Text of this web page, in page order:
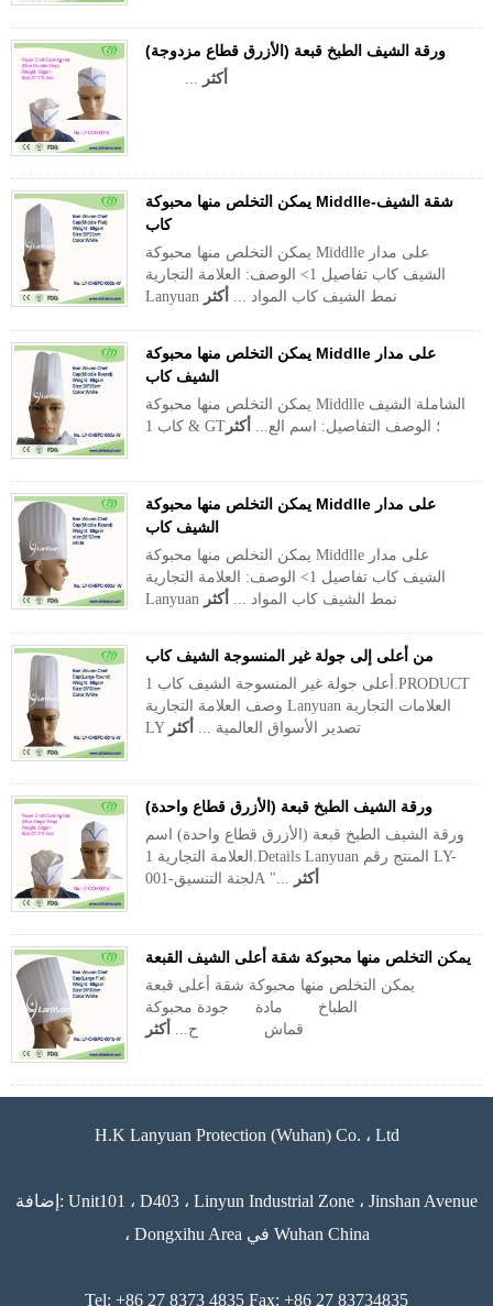
ورقة الشيف الطبخ قبعة (الأزرق قطاع مزدوجة)
... أكثر
يمكن التخلص منها محبوكة Middlle-شقة الشيف
كاب
يمكن التخلص منها محبوكة Middlle على مدار
الشيف كاب تفاصيل 1> الوصف: العلامة التجارية
Lanyuan نمط الشيف كاب المواد ... أكثر
يمكن التخلص منها محبوكة Middlle على مدار
الشيف كاب
يمكن التخلص منها محبوكة Middlle الشاملة الشيف
كاب 1 & GT؛ الوصف التفاصيل: اسم الع... أكثر
يمكن التخلص منها محبوكة Middlle على مدار
الشيف كاب
يمكن التخلص منها محبوكة Middlle على مدار
الشيف كاب تفاصيل 1> الوصف: العلامة التجارية
Lanyuan نمط الشيف كاب المواد ... أكثر
من أعلى إلى جولة غير المنسوجة الشيف كاب
أعلى جولة غير المنسوجة الشيف كاب 1.PRODUCT
وصف العلامة التجارية Lanyuan العلامات التجارية
LY تصدير الأسواق العالمية ... أكثر
ورقة الشيف الطبخ قبعة (الأزرق قطاع واحدة)
ورقة الشيف الطبخ قبعة (الأزرق قطاع واحدة) اسم
العلامة التجارية 1.Details Lanyuan المنتج رقم LY-
لجنة التنسيق-001A "... أكثر
يمكن التخلص منها محبوكة شقة أعلى الشيف القبعة
يمكن التخلص منها محبوكة شقة أعلى قبعة
الطباخ مادة جودة محبوكة
قماش ح... أكثر
H.K Lanyuan Protection (Wuhan) Co. ، Ltd
إضافة: Unit101 ، D403 ، Linyun Industrial Zone ، Jinshan Avenue
، Dongxihu Area في Wuhan China
Tel: +86 27 8373 4835 Fax: +86 27 83734835